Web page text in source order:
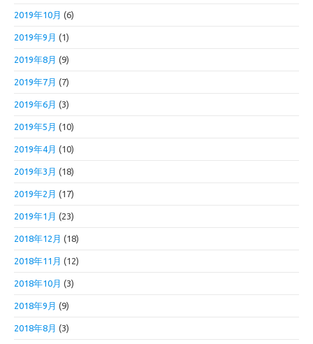
2019年10月 (6)
2019年9月 (1)
2019年8月 (9)
2019年7月 (7)
2019年6月 (3)
2019年5月 (10)
2019年4月 (10)
2019年3月 (18)
2019年2月 (17)
2019年1月 (23)
2018年12月 (18)
2018年11月 (12)
2018年10月 (3)
2018年9月 (9)
2018年8月 (3)